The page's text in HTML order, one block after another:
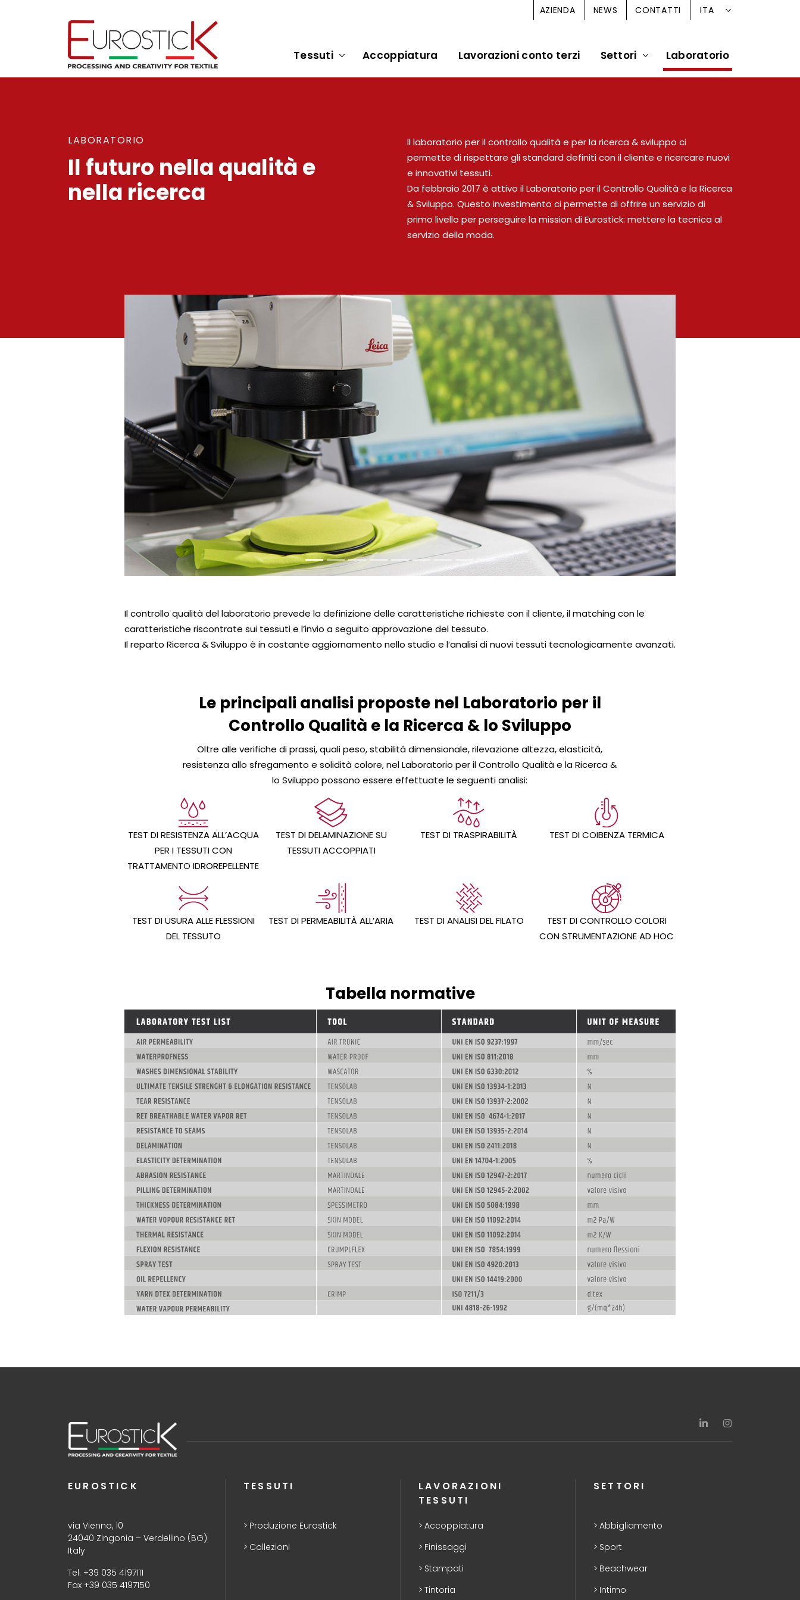
ITA
AZIENDA NEWS CONTATTI
Tessuti Accoppiatura Lavorazioni conto terzi Settori Laboratorio
LABORATORIO
Il futuro nella qualità e
nella ricerca
Il laboratorio per il controllo qualità e per la ricerca & sviluppo ci
permette di rispettare gli standard definiti con il cliente e ricercare nuovi
e innovativi tessuti.
Da febbraio 2017 è attivo il Laboratorio per il Controllo Qualità e la Ricerca
& Sviluppo. Questo investimento ci permette di offrire un servizio di
primo livello per perseguire la mission di Eurostick: mettere la tecnica al
servizio della moda.
6 8
Il controllo qualità del laboratorio prevede la definizione delle caratteristiche richieste con il cliente, il matching con le
caratteristiche riscontrate sui tessuti e l’invio a seguito approvazione del tessuto.
Il reparto Ricerca & Sviluppo è in costante aggiornamento nello studio e l’analisi di nuovi tessuti tecnologicamente avanzati.
Le principali analisi proposte nel Laboratorio per il
Controllo Qualità e la Ricerca & lo Sviluppo
Oltre alle verifiche di prassi, quali peso, stabilità dimensionale, rilevazione altezza, elasticità,
resistenza allo sfregamento e solidità colore, nel Laboratorio per il Controllo Qualità e la Ricerca &
lo Sviluppo possono essere effettuate le seguenti analisi:
TEST DI RESISTENZA ALL’ACQUA
PER I TESSUTI CON
TRATTAMENTO IDROREPELLENTE
TEST DI DELAMINAZIONE SU
TESSUTI ACCOPPIATI
TEST DI TRASPIRABILITÀ TEST DI COIBENZA TERMICA
TEST DI USURA ALLE FLESSIONI
DEL TESSUTO
TEST DI PERMEABILITÀ ALL’ARIA TEST DI ANALISI DEL FILATO
TEST DI CONTROLLO COLORI
CON STRUMENTAZIONE AD HOC
Tabella normative
EUROSTICK
via Vienna, 10
24040 Zingonia – Verdellino (BG)
Italy
Tel. +39 035 4197111
Fax +39 035 4197150
TESSUTI
Produzione Eurostick
Collezioni
LAVORAZIONI
TESSUTI
Accoppiatura
Finissaggi
Stampati
Tintoria
SETTORI
Abbigliamento
Sport
Beachwear
Intimo